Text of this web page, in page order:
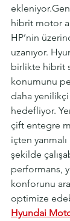
hibrit motor
HP’nin
uzanıyor.
birlikte hibrit
konumunu
daha yenilikçi
hedefliyor.
çift entegre
içten
şekilde
performans,
konforunu
optimize
Hyundai